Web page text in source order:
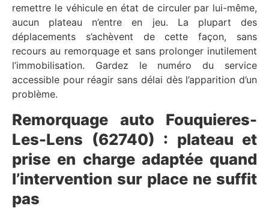
remettre le véhicule en état de circuler par lui-même,
aucun plateau n’entre en jeu. La plupart des
déplacements s’achèvent de cette façon, sans
recours au remorquage et sans prolonger inutilement
l’immobilisation. Gardez le numéro du service
accessible pour réagir sans délai dès l’apparition d’un
problème.
Remorquage auto Fouquieres-
Les-Lens (62740) : plateau et
prise en charge adaptée quand
l’intervention sur place ne suffit
pas